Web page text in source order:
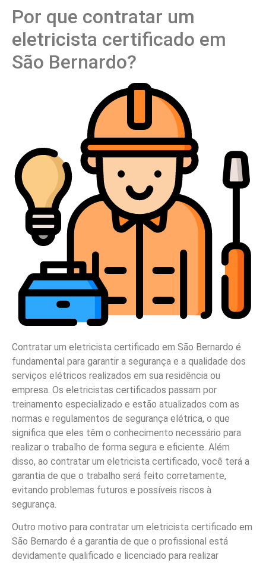
Por que contratar um
eletricista certificado em
São Bernardo?
Contratar um eletricista certificado em São Bernardo é
fundamental para garantir a segurança e a qualidade dos
serviços elétricos realizados em sua residência ou
empresa. Os eletricistas certificados passam por
treinamento especializado e estão atualizados com as
normas e regulamentos de segurança elétrica, o que
significa que eles têm o conhecimento necessário para
realizar o trabalho de forma segura e eficiente. Além
disso, ao contratar um eletricista certificado, você terá a
garantia de que o trabalho será feito corretamente,
evitando problemas futuros e possíveis riscos à
segurança.
Outro motivo para contratar um eletricista certificado em
São Bernardo é a garantia de que o profissional está
devidamente qualificado e licenciado para realizar